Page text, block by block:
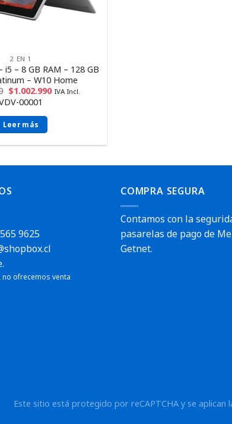
2 EN 1
i5 – 8 GB RAM – 128 GB
– W10 Home
$1.002.990 IVA Incl.
00001
Leer más
9625
ofrecemos venta
COMPRA SEGURA
Contamos con la
pasarelas de pago de
Getnet.
Este sitio está protegido por reCAPTCHA y se aplican